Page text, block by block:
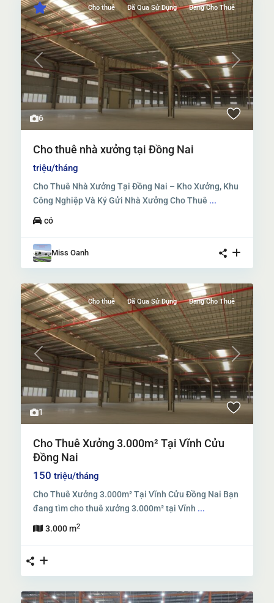
6
Previous Next
Cho thuê Đã Qua Sử Dụng Đang Cho Thuê
Cho thuê nhà xưởng tại Đồng Nai
triệu/tháng
Cho Thuê Nhà Xưởng Tại Đồng Nai – Kho Xưởng, Khu
Công Nghiệp Và Ký Gửi Nhà Xưởng Cho Thuê ...
có
Miss Oanh
1
Previous Next
Cho thuê Đã Qua Sử Dụng Đang Cho Thuê
Cho Thuê Xưởng 3.000m² Tại Vĩnh Cửu
Đồng Nai
150 triệu/tháng
Cho Thuê Xưởng 3.000m² Tại Vĩnh Cửu Đồng Nai Bạn
đang tìm cho thuê xưởng 3.000m² tại Vĩnh ...
3.000 m2